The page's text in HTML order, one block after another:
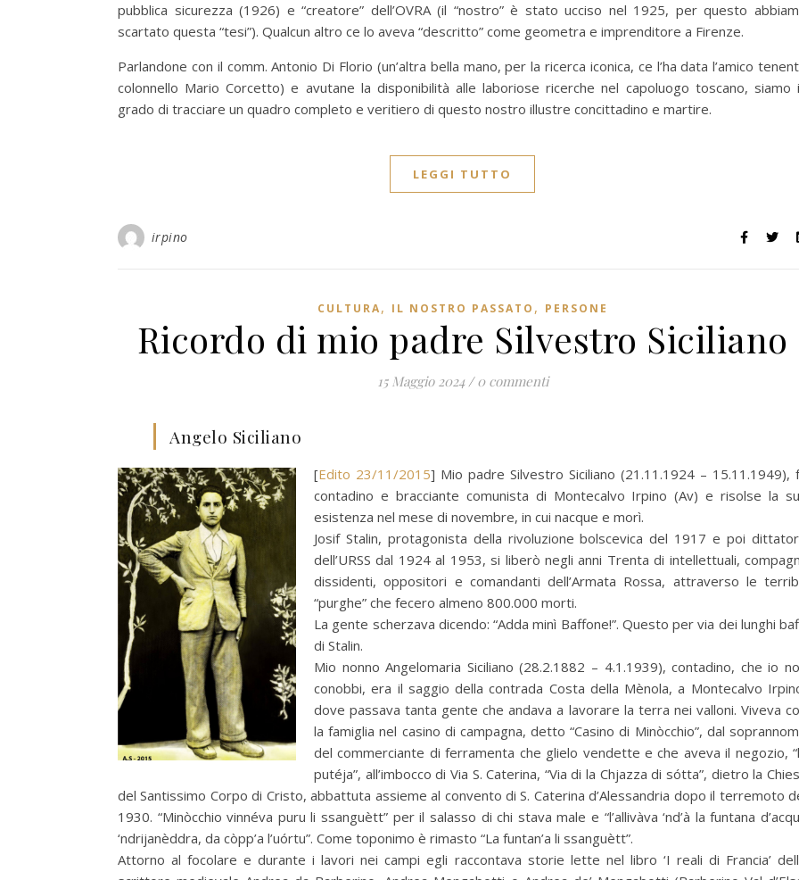
pubblica sicurezza (1926) e “creatore” dell’OVRA (il “nostro” è stato ucciso nel 1925, per questo
scartato questa “tesi”). Qualcun altro ce lo aveva “descritto” come geometra e imprenditore a Firenze.
Parlandone con il comm. Antonio Di Florio (un’altra bella mano, per la ricerca iconica, ce l’ha data l’amico
colonnello Mario Corcetto) e avutane la disponibilità alle laboriose ricerche nel capoluogo toscano, siamo
grado di tracciare un quadro completo e veritiero di questo nostro illustre concittadino e martire.
LEGGI TUTTO
irpino
CULTURA, IL NOSTRO PASSATO , PERSONE
Ricordo di mio padre Silvestro Siciliano
15 Maggio 2024 / 0 commenti
Angelo Siciliano
[Edito 23/11/2015] Mio padre Silvestro Siciliano (21.11.1924 – 15.11.1949),
contadino e bracciante comunista di Montecalvo Irpino (Av) e risolse la
esistenza nel mese di novembre, in cui nacque e morì.
Josif Stalin, protagonista della rivoluzione bolscevica del 1917 e poi
dell’URSS dal 1924 al 1953, si liberò negli anni Trenta di intellettuali,
dissidenti, oppositori e comandanti dell’Armata Rossa, attraverso le
“purghe” che fecero almeno 800.000 morti.
La gente scherzava dicendo: “Adda minì Baffone!”. Questo per via dei lunghi
di Stalin.
Mio nonno Angelomaria Siciliano (28.2.1882 – 4.1.1939), contadino, che io
conobbi, era il saggio della contrada Costa della Mènola, a Montecalvo
dove passava tanta gente che andava a lavorare la terra nei valloni. Viveva
la famiglia nel casino di campagna, detto “Casino di Minòcchio”, dal
del commerciante di ferramenta che glielo vendette e che aveva il negozio,
putéja”, all’imbocco di Via S. Caterina, “Via di la Chjazza di sótta”, dietro la
del Santissimo Corpo di Cristo, abbattuta assieme al convento di S. Caterina d’Alessandria dopo il terremoto
1930. “Minòcchio vinnéva puru li ssanguètt” per il salasso di chi stava male e “l’allivàva ‘nd’à la funtana
‘ndrijanèddra, da còpp’a l’uórtu”. Come toponimo è rimasto “La funtan’a li ssanguètt”.
Attorno al focolare e durante i lavori nei campi egli raccontava storie lette nel libro ‘I reali di Francia’